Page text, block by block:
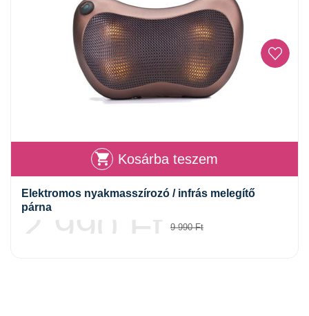
Kosárba teszem
Elektromos nyakmasszírozó / infrás melegítő
párna
9 990Ft
2 990 Ft